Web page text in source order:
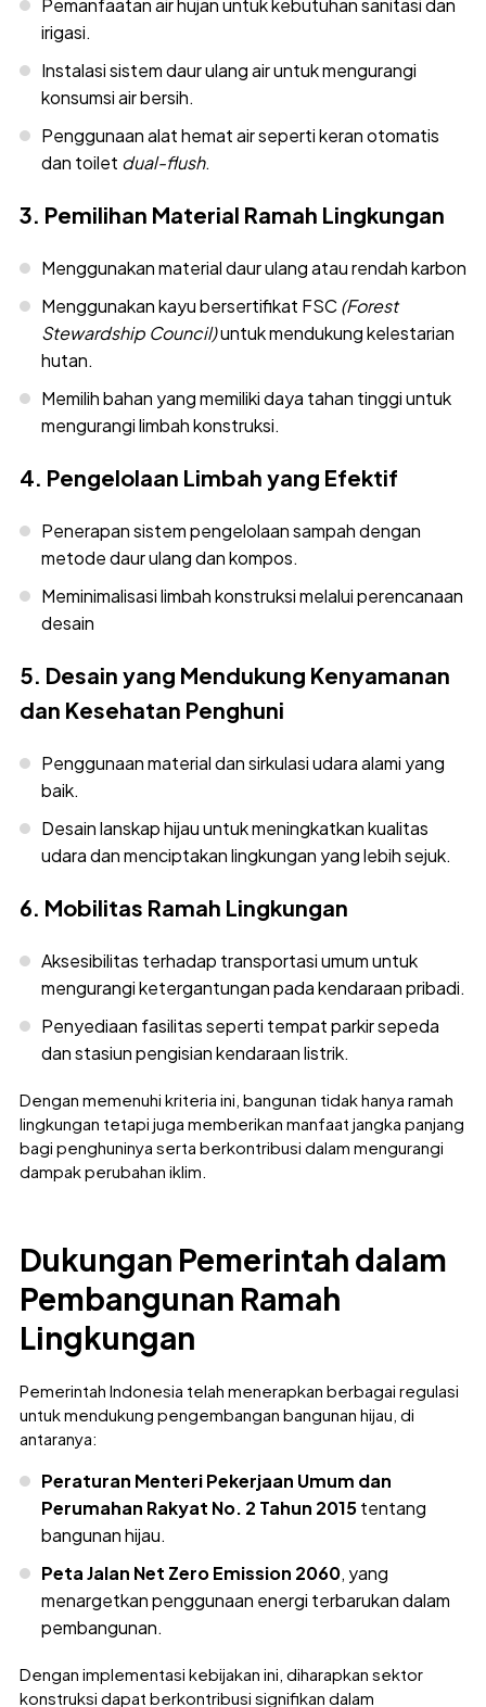
Pemanfaatan air hujan untuk kebutuhan sanitasi dan
irigasi.
Instalasi sistem daur ulang air untuk mengurangi
konsumsi air bersih.
Penggunaan alat hemat air seperti keran otomatis
dan toilet dual-flush.
3. Pemilihan Material Ramah Lingkungan
Menggunakan material daur ulang atau rendah karbon
Menggunakan kayu bersertifikat FSC(Forest
Stewardship Council)untuk mendukung kelestarian
hutan.
Memilih bahan yang memiliki daya tahan tinggi untuk
mengurangi limbah konstruksi.
4. Pengelolaan Limbah yang Efektif
Penerapan sistem pengelolaan sampah dengan
metode daur ulang dan kompos.
Meminimalisasi limbah konstruksi melalui perencanaan
desain
5. Desain yang Mendukung Kenyamanan
dan Kesehatan Penghuni
Penggunaan material dan sirkulasi udara alami yang
baik.
Desain lanskap hijau untuk meningkatkan kualitas
udara dan menciptakan lingkungan yang lebih sejuk.
6. Mobilitas Ramah Lingkungan
Aksesibilitas terhadap transportasi umum untuk
mengurangi ketergantungan pada kendaraan pribadi.
Penyediaan fasilitas seperti tempat parkir sepeda
dan stasiun pengisian kendaraan listrik.
Dengan memenuhi kriteria ini, bangunan tidak hanya ramah
lingkungan tetapi juga memberikan manfaat jangka panjang
bagi penghuninya serta berkontribusi dalam mengurangi
dampak perubahan iklim.
Dukungan Pemerintah dalam
Pembangunan Ramah
Lingkungan
Pemerintah Indonesia telah menerapkan berbagai regulasi
untuk mendukung pengembangan bangunan hijau, di
antaranya:
Peraturan Menteri Pekerjaan Umum dan
Perumahan Rakyat No. 2 Tahun 2015tentang
bangunan hijau.
Peta Jalan Net Zero Emission 2060, yang
menargetkan penggunaan energi terbarukan dalam
pembangunan.
Dengan implementasi kebijakan ini, diharapkan sektor
konstruksi dapat berkontribusi signifikan dalam